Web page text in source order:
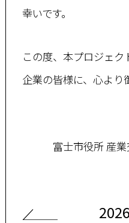
幸いです。
この度、本プロジェ
企業の皆様に、心より
富士市役所 産業